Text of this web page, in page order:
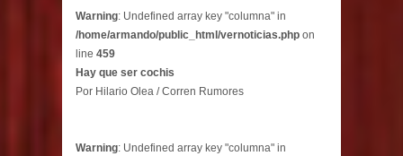
Warning: Undefined array key "columna" in
/home/armando/public_html/vernoticias.php on
line 459
Hay que ser cochis
Por Hilario Olea / Corren Rumores
Warning: Undefined array key "columna" in